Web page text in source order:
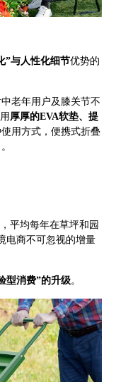
”与人性化细节优势的
老年用户及膝关节不
厚厚的EVA软垫、提
用方式，便携式折叠
平均每年在草坪和园
电商不可忽视的增量
型消费”的升级。